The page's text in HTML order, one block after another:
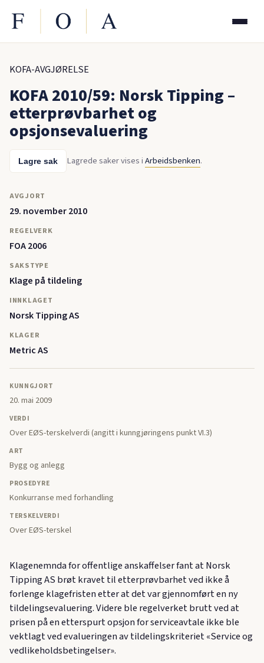
KOFA-AVGJØRELSE
KOFA 2010/59: Norsk Tipping –
etterprøvbarhet og
opsjonsevaluering
Lagre sak Lagrede saker vises iArbeidsbenken.
AVGJORT
29. november 2010
REGELVERK
FOA 2006
SAKSTYPE
Klage på tildeling
INNKLAGET
Norsk Tipping AS
KLAGER
Metric AS
KUNNGJORT
20. mai 2009
VERDI
Over EØS-terskelverdi (angitt i kunngjøringens punkt VI.3)
ART
Bygg og anlegg
PROSEDYRE
Konkurranse med forhandling
TERSKELVERDI
Over EØS-terskel
Klagenemnda for offentlige anskaffelser fant at Norsk
Tipping AS brøt kravet til etterprøvbarhet ved ikke å
forlenge klagefristen etter at det var gjennomført en ny
tildelingsevaluering. Videre ble regelverket brutt ved at
prisen på en etterspurt opsjon for serviceavtale ikke ble
vektlagt ved evalueringen av tildelingskriteriet «Service og
vedlikeholdsbetingelser».